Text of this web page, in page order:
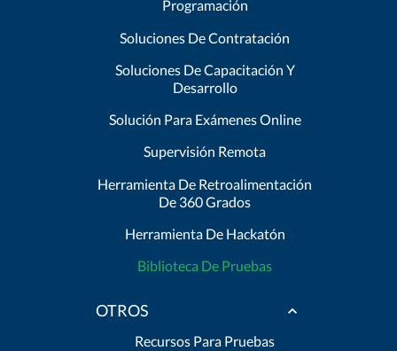
Programación
Soluciones De Contratación
Soluciones De Capacitación Y
Desarrollo
Solución Para Exámenes Online
Supervisión Remota
Herramienta De Retroalimentación
De 360 Grados
Herramienta De Hackatón
Biblioteca De Pruebas
OTROS
Recursos Para Pruebas